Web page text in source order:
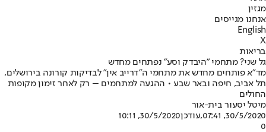
מגזין
אנחנו מגייסים
English
X
בריאות
גל שני? מתחמי "היבדק וסע" נפתחים מחדש
מד"א פותחים מחדש את מתחמי ה"דרייב אין" לבדיקות קורונה בירושלים,
תל אביב, חיפה ובאר שבע • ההגעה למתחמים – רק לאחר זימון מקופות
החולים
מיטל יסעור בית-אור
30/5/2020, 07:41
,עודכן30/5/2020, 10:11
0